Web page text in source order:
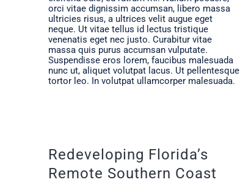
orci vitae dignissim accumsan, libero massa
ultricies risus, a ultrices velit augue eget
neque. Ut vitae tellus id lectus tristique
venenatis eget nec justo. Curabitur vitae
massa quis purus accumsan vulputate.
Suspendisse eros lorem, faucibus malesuada
nunc ut, aliquet volutpat lacus. Ut pellentesque
tortor leo. In volutpat ullamcorper malesuada.
Redeveloping Florida’s
Remote Southern Coast